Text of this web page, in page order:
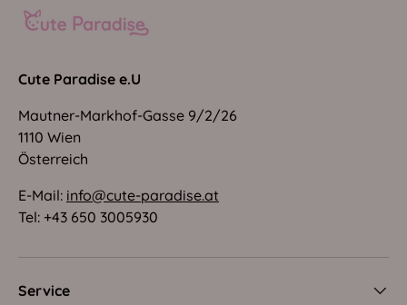
Cute Paradise e.U
Mautner-Markhof-Gasse 9/2/26
1110 Wien
Österreich
E-Mail: info@cute-paradise.at
Tel: +43 650 3005930
Service